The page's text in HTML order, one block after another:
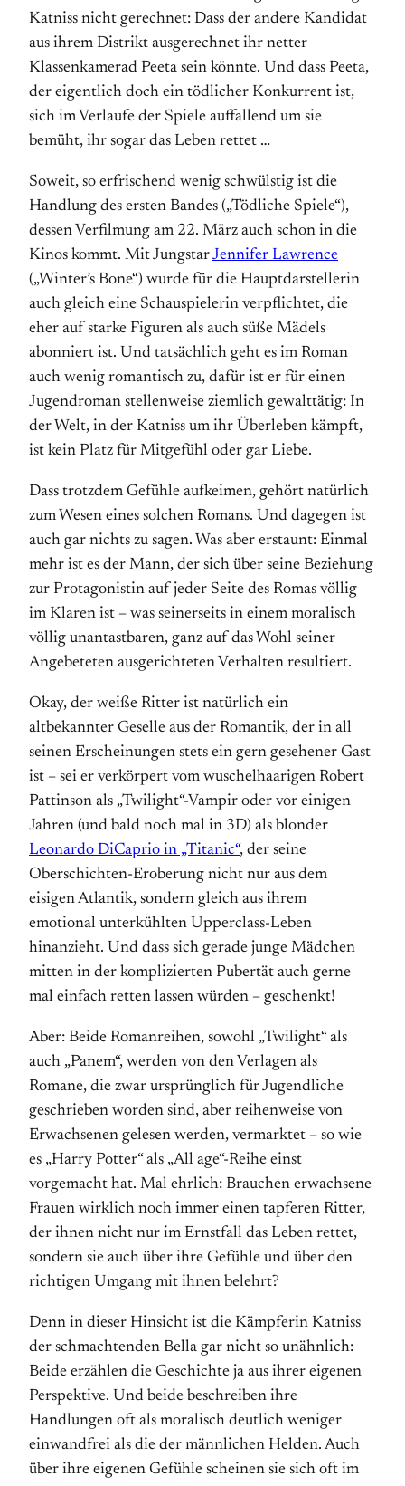
Katniss nicht gerechnet: Dass der andere Kandidat
aus ihrem Distrikt ausgerechnet ihr netter
Klassenkamerad Peeta sein könnte. Und dass Peeta,
der eigentlich doch ein tödlicher Konkurrent ist,
sich im Verlaufe der Spiele auffallend um sie
bemüht, ihr sogar das Leben rettet …
Soweit, so erfrischend wenig schwülstig ist die
Handlung des ersten Bandes („Tödliche Spiele“),
dessen Verfilmung am 22. März auch schon in die
Kinos kommt. Mit JungstarJennifer Lawrence
(„Winter’s Bone“) wurde für die Hauptdarstellerin
auch gleich eine Schauspielerin verpflichtet, die
eher auf starke Figuren als auch süße Mädels
abonniert ist. Und tatsächlich geht es im Roman
auch wenig romantisch zu, dafür ist er für einen
Jugendroman stellenweise ziemlich gewalttätig: In
der Welt, in der Katniss um ihr Überleben kämpft,
ist kein Platz für Mitgefühl oder gar Liebe.
Dass trotzdem Gefühle aufkeimen, gehört natürlich
zum Wesen eines solchen Romans. Und dagegen ist
auch gar nichts zu sagen. Was aber erstaunt: Einmal
mehr ist es der Mann, der sich über seine Beziehung
zur Protagonistin auf jeder Seite des Romas völlig
im Klaren ist – was seinerseits in einem moralisch
völlig unantastbaren, ganz auf das Wohl seiner
Angebeteten ausgerichteten Verhalten resultiert.
Okay, der weiße Ritter ist natürlich ein
altbekannter Geselle aus der Romantik, der in all
seinen Erscheinungen stets ein gern gesehener Gast
ist – sei er verkörpert vom wuschelhaarigen Robert
Pattinson als „Twilight“-Vampir oder vor einigen
Jahren (und bald noch mal in 3D) als blonder
Leonardo DiCaprio in „Titanic“, der seine
Oberschichten-Eroberung nicht nur aus dem
eisigen Atlantik, sondern gleich aus ihrem
emotional unterkühlten Upperclass-Leben
hinanzieht. Und dass sich gerade junge Mädchen
mitten in der komplizierten Pubertät auch gerne
mal einfach retten lassen würden – geschenkt!
Aber: Beide Romanreihen, sowohl „Twilight“ als
auch „Panem“, werden von den Verlagen als
Romane, die zwar ursprünglich für Jugendliche
geschrieben worden sind, aber reihenweise von
Erwachsenen gelesen werden, vermarktet – so wie
es „Harry Potter“ als „All age“-Reihe einst
vorgemacht hat. Mal ehrlich: Brauchen erwachsene
Frauen wirklich noch immer einen tapferen Ritter,
der ihnen nicht nur im Ernstfall das Leben rettet,
sondern sie auch über ihre Gefühle und über den
richtigen Umgang mit ihnen belehrt?
Denn in dieser Hinsicht ist die Kämpferin Katniss
der schmachtenden Bella gar nicht so unähnlich:
Beide erzählen die Geschichte ja aus ihrer eigenen
Perspektive. Und beide beschreiben ihre
Handlungen oft als moralisch deutlich weniger
einwandfrei als die der männlichen Helden. Auch
über ihre eigenen Gefühle scheinen sie sich oft im